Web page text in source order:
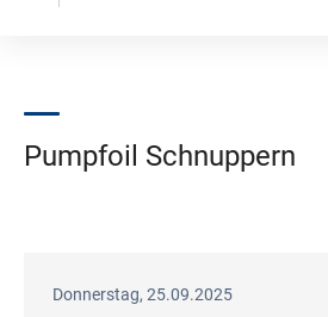
Pumpfoil Schnuppern
Donnerstag, 25.09.2025